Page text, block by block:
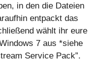
in den die Dateien
entpackt das
wählt ihr eure
7 aus *siehe
Service Pack”.